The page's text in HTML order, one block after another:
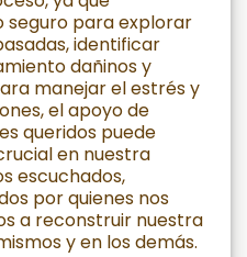
seguro para explorar
identificar
dañinos y
manejar el estrés y
el apoyo de
queridos puede
en nuestra
escuchados,
por quienes nos
a reconstruir nuestra
y en los demás.